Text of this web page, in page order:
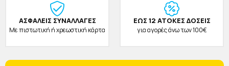
ΑΣΦΑΛΕΙΣ ΣΥΝΑΛΛΑΓΕΣ
Με πιστωτική ή χρεωστική κάρτα
ΕΩΣ 12 ΑΤΟΚΕΣ ΔΟΣΕΙΣ
για αγορές άνω των 100€